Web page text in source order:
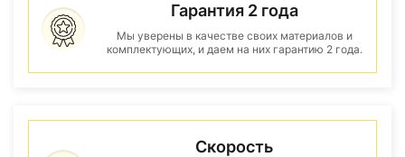
Гарантия 2 года
Мы уверены в качестве своих материалов и
комплектующих, и даем на них гарантию 2 года.
Скорость